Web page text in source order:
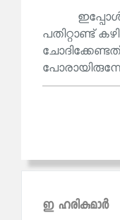
പതിറ്റാണ്ട്
ഇ ഹരികുമാര്‍